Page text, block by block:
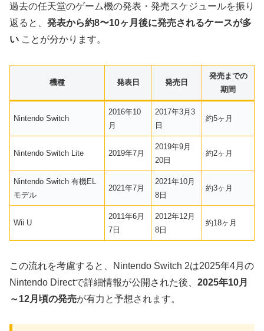
過去の任天堂のゲーム機の発表・発売スケジュールを振り
返ると、 発表から約8〜10ヶ月後に発売されるケースが多
い ことが分かります。
機種 発表日 発売日
発売までの
期間
Nintendo Switch
2016年10
月
2017年3月3
日
約5ヶ月
Nintendo Switch Lite 2019年7月
2019年9月
20日
約2ヶ月
Nintendo Switch 有機EL
モデル
2021年7月
2021年10月
8日
約3ヶ月
Wii U
2011年6月
7日
2012年12月
8日
約18ヶ月
この流れを考慮すると、Nintendo Switch 2は2025年4月の
Nintendo Directで詳細情報が公開された後、 2025年10月
～12月頃の発売が有力と予想されます。